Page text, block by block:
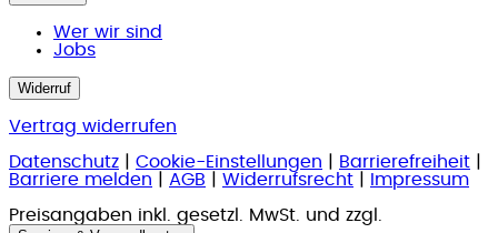
Wer wir sind
Jobs
Widerruf
Vertrag widerrufen
Datenschutz
Cookie-Einstellungen Barrierefreiheit
Barriere melden
AGB Widerrufsrecht
Impressum
Preisangaben inkl. gesetzl. MwSt. und zzgl.